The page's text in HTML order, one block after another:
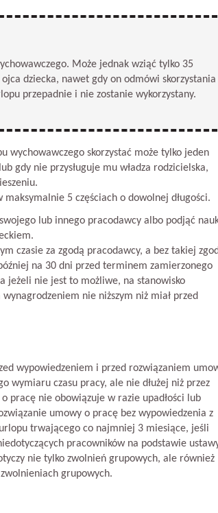
Może jednak wziąć tylko 35
dziecka, nawet gdy on odmówi skorzystania
przepadnie i nie zostanie wykorzystany.
wychowawczego skorzystać może tylko jeden
gdy nie przysługuje mu władza rodzicielska,
5 częściach o dowolnej długości.
lub innego pracodawcy albo podjąć
czasie za zgodą pracodawcy, a bez takiej
na 30 dni przed terminem zamierzonego
jeżeli nie jest to możliwe, na stanowisko
nie niższym niż miał przed
wypowiedzeniem i przed rozwiązaniem
wymiaru czasu pracy, ale nie dłużej niż przez
pracę nie obowiązuje w razie upadłości lub
umowy o pracę bez wypowiedzenia z
trwającego co najmniej 3 miesiące, jeśli
pracowników na podstawie
nie tylko zwolnień grupowych, ale również
grupowych.